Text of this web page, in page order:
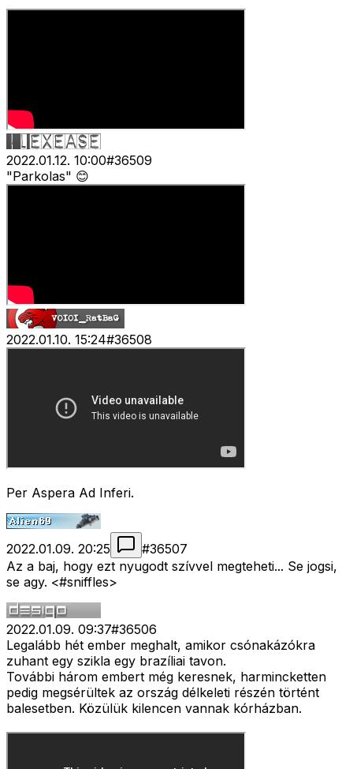
2022.01.12. 10:00#36509
"Parkolas" 😊
2022.01.10. 15:24#36508
Per Aspera Ad Inferi.
2022.01.09. 20:25 #36507
Az a baj, hogy ezt nyugodt szívvel megteheti... Se jogsi,
se agy. <#sniffles>
2022.01.09. 09:37#36506
Legalább hét ember meghalt, amikor csónakázókra
zuhant egy szikla egy brazíliai tavon.
További három embert még keresnek, harmincketten
pedig megsérültek az ország délkeleti részén történt
balesetben. Közülük kilencen vannak kórházban.